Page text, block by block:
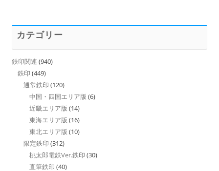
カテゴリー
鉄印関連 (940)
鉄印 (449)
通常鉄印 (120)
中国・四国エリア版 (6)
近畿エリア版 (14)
東海エリア版 (16)
東北エリア版 (10)
限定鉄印 (312)
桃太郎電鉄Ver.鉄印 (30)
直筆鉄印 (40)